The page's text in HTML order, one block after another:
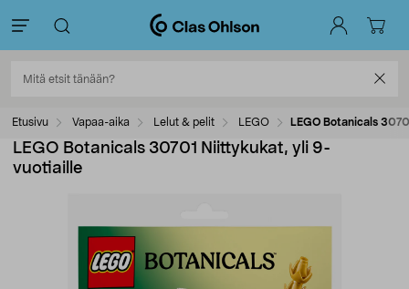
Etusivu Vapaa-aika Lelut & pelit LEGO LEGO Botanicals
LEGO Botanicals 30701 Niittykukat, yli 9-
vuotiaille